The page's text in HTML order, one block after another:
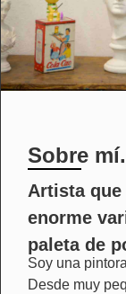
Sobre mí.
Artista que
enorme
paleta de
Soy una
Desde muy